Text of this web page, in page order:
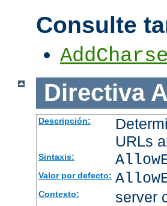
Consulte
Directiva
Descripción:
URLs
Sintaxis:
Valor por defecto:
Contexto: server